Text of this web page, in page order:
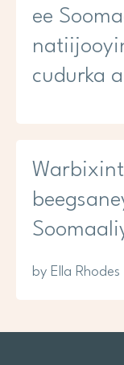
ee
cudurka
by Ella Rhodes